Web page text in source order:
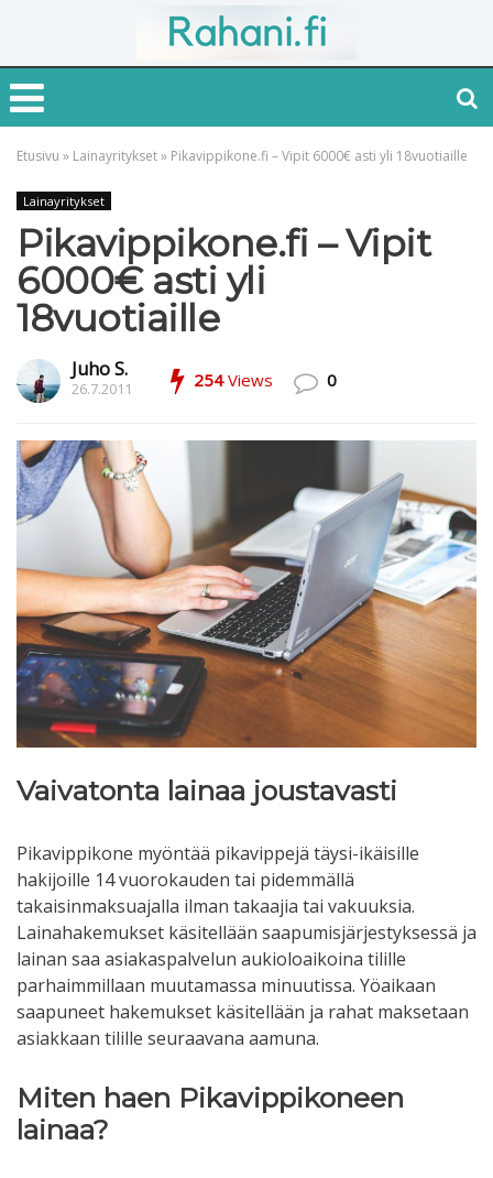
Etusivu » Lainayritykset» Pikavippikone.fi – Vipit 6000€ asti yli 18vuotiaille
Lainayritykset
Pikavippikone.fi – Vipit
6000€ asti yli
18vuotiaille
Juho S.
26.7.2011 254Views 0
Vaivatonta lainaa joustavasti
Pikavippikone myöntää pikavippejä täysi-ikäisille
hakijoille 14 vuorokauden tai pidemmällä
takaisinmaksuajalla ilman takaajia tai vakuuksia.
Lainahakemukset käsitellään saapumisjärjestyksessä ja
lainan saa asiakaspalvelun aukioloaikoina tilille
parhaimmillaan muutamassa minuutissa. Yöaikaan
saapuneet hakemukset käsitellään ja rahat maksetaan
asiakkaan tilille seuraavana aamuna.
Miten haen Pikavippikoneen
lainaa?